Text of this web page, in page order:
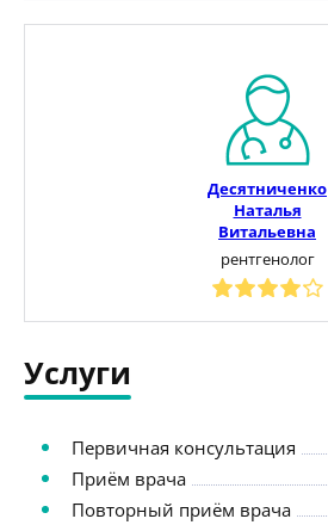
Десятниченко
Наталья
Витальевна
рентгенолог
Услуги
Первичная консультация
Приём врача
Повторный приём врача